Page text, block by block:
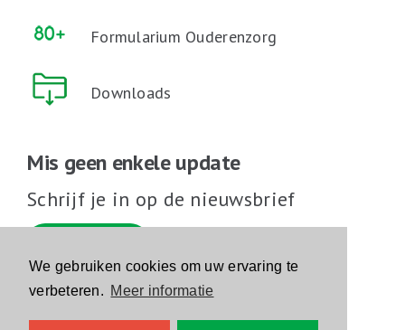
We gebruiken cookies om uw ervaring te
verbeteren. Meer informatie
Formularium Ouderenzorg
Downloads
Mis geen enkele update
Schrijf je in op de nieuwsbrief
Volg ons op sociale media